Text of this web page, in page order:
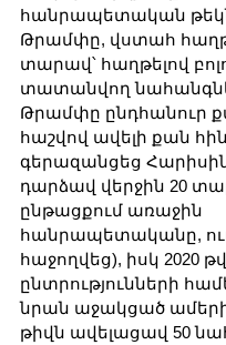
հանրապետական
Թրամփը, վստահ
տարավ՝ հաղթելով
տատանվող
Թրամփը ընդհանուր
հաշվով ավելի քան
գերազանցեց
դարձավ վերջին 20
ընթացքում առաջին
հանրապետականը,
հաջողվեց), իսկ 2020
ընտրությունների
նրան աջակցած
թիվն ավելացավ 50